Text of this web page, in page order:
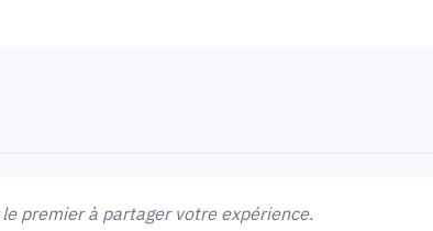
premier à partager votre expérience.